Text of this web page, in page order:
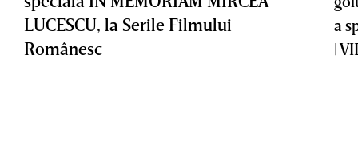
LUCESCU, la Serile Filmului
Românesc
a
|